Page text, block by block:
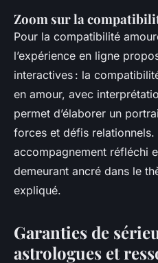
Zoom sur la
Pour la compatibilité
l’expérience en ligne
interactives : la
en amour, avec
permet d’élaborer un
forces et défis
accompagnement réfléchi
demeurant ancré dans le
expliqué.
Garanties de
astrologues et